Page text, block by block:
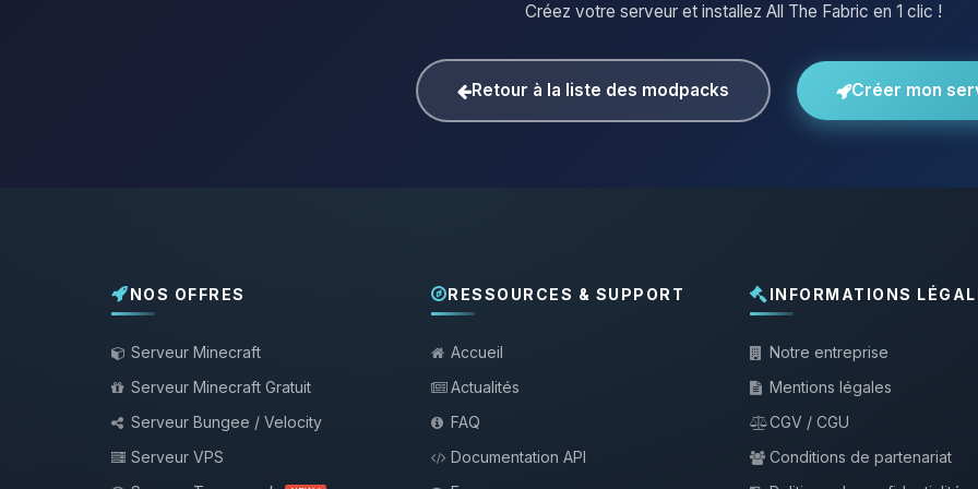
Créez votre serveur et installez All The Fabric en 1 clic !
Retour à la liste des modpacks Créer mon
NOS OFFRES
Serveur Minecraft
Serveur Minecraft Gratuit
Serveur Bungee / Velocity
Serveur VPS
RESSOURCES & SUPPORT
Accueil
Actualités
FAQ
Documentation API
INFORMATIONS
Notre entreprise
Mentions légales
CGV / CGU
Conditions de partenariat